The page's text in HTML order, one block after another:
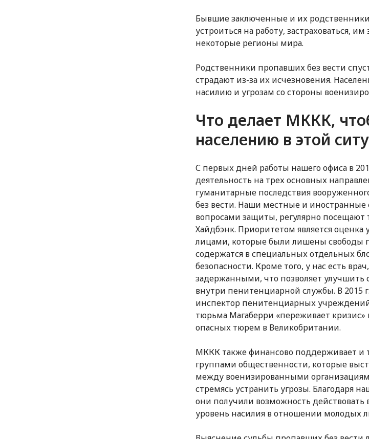
Бывшие заключенные и их
устроиться на работу, застраховаться,
некоторые регионы мира.
Родственники пропавших без вести
страдают из-за их исчезновения.
насилию и угрозам со стороны
Что делает МККК,
населению в этой
С первых дней работы нашего офиса в
деятельность на трех основных
гуманитарные последствия
без вести. Наши местные и
вопросами защиты, регулярно
Хайдбэнк. Приоритетом является оценка
лицами, которые были лишены свободы
содержатся в специальных отдельных
безопасности. Кроме того, у нас есть
задержанными, что позволяет улучшить
внутри пенитенциарной службы. В 2015
инспектор пенитенциарных учреждений
тюрьма Магаберри «переживает кризис»
опасных тюрем в Великобритании.
МККК также финансово поддерживает и
группами общественности, которые
между военизированными
стремясь устранить угрозы. Благодаря
они получили возможность действовать
уровень насилия в отношении молодых